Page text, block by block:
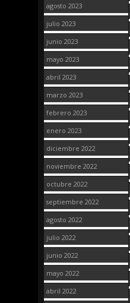
agosto 2023
julio 2023
junio 2023
mayo 2023
abril 2023
marzo 2023
febrero 2023
enero 2023
diciembre 2022
noviembre 2022
octubre 2022
septiembre 2022
agosto 2022
julio 2022
junio 2022
mayo 2022
abril 2022